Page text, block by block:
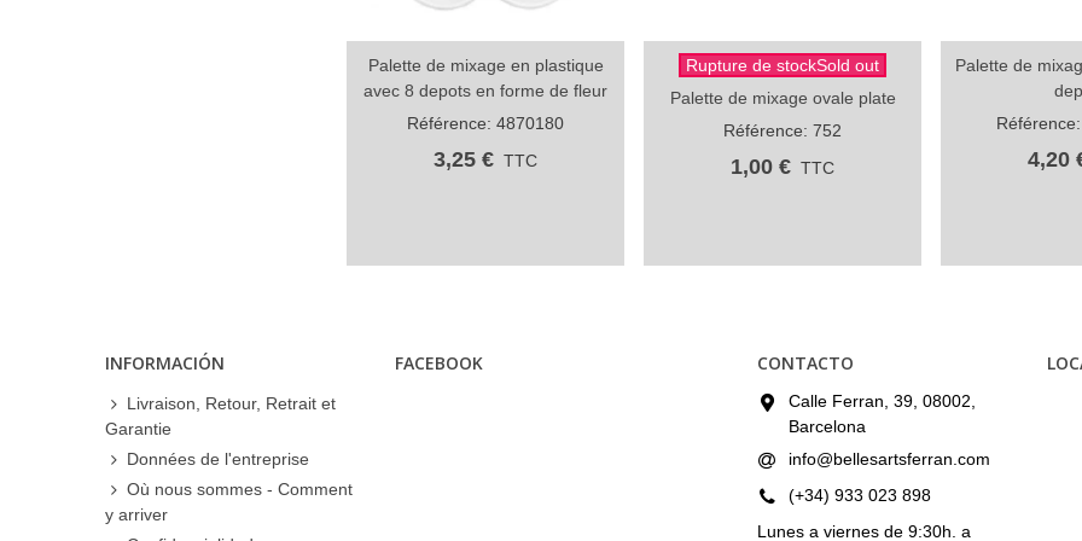
Partager
Palette de mixage en plastique
avec 8 depots en forme de fleur
Référence: 4870180
3,25 € TTC
Partager
Rupture de stockSold out
Palette de mixage ovale plate
Référence: 752
1,00 € TTC
Palette de
4,20
INFORMACIÓN
Livraison, Retour, Retrait et
Garantie
Données de l'entreprise
Où nous sommes - Comment
y arriver
FACEBOOK CONTACTO
Calle Ferran, 39, 08002,
Barcelona
info@bellesartsferran.com
(+34) 933 023 898
Lunes a viernes de 9:30h. a